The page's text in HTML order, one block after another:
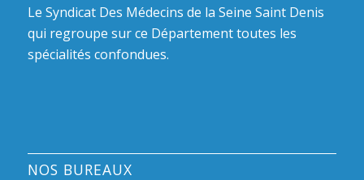
Le Syndicat Des Médecins de la Seine Saint Denis
qui regroupe sur ce Département toutes les
spécialités confondues.
NOS BUREAUX